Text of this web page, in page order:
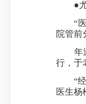
●尤
“医
院管前
年过
行，于
“经初
医生杨